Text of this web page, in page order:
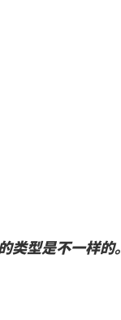
型是不一样的。